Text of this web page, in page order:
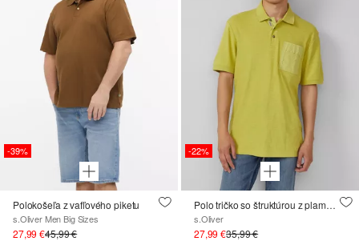
-39%
Polokošeľa z vafľového piketu
s.Oliver Men Big Sizes
27,99 €45,99 €
-22%
Polo tričko so štruktúrou z plamennej priadze a náprsným vreckom
s.Oliver
27,99 €35,99 €